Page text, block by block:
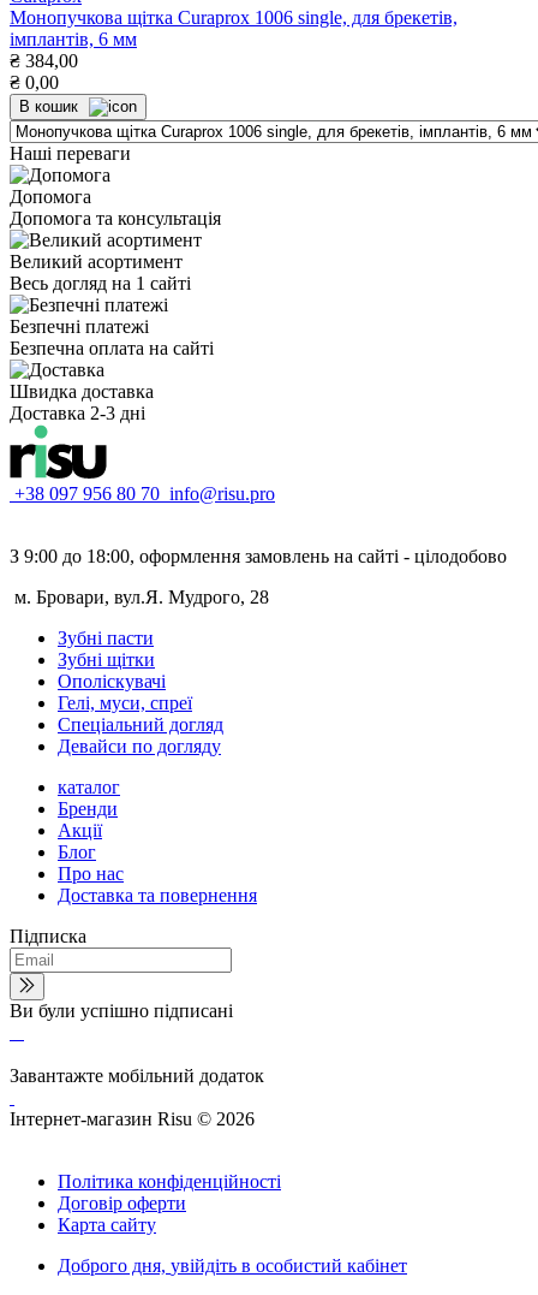
Монопучкова щітка Curaprox 1006 single, для брекетів,
імплантів, 6 мм
₴ 384,00
₴ 0,00
В кошик
Наші переваги
Допомога
Допомога та консультація
Великий асортимент
Весь догляд на 1 сайті
Безпечні платежі
Безпечна оплата на сайті
Швидка доставка
Доставка 2-3 дні
+38 097 956 80 70 info@risu.pro
З 9:00 до 18:00, оформлення замовлень на сайті - цілодобово
м. Бровари, вул.Я. Мудрого, 28
Зубні пасти
Зубні щітки
Ополіскувачі
Гелі, муси, спреї
Спеціальний догляд
Девайси по догляду
каталог
Бренди
Акції
Блог
Про нас
Доставка та повернення
Підписка
Ви були успішно підписані
Завантажте мобільний додаток
Інтернет-магазин Risu © 2026
Політика конфіденційності
Договір оферти
Карта сайту
Доброго дня, увійдіть в особистий кабінет